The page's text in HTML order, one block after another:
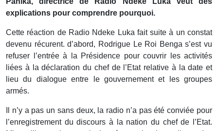
explications pour comprendre pourquoi.
Cette réaction de Radio Ndeke Luka fait suite à un constat
devenu récurent. d’abord, Rodrigue Le Roi Benga s’est vu
refuser l’entrée à la Présidence pour couvrir les activités
liées à la déclaration du chef de l’Etat relative à la date et
lieu du dialogue entre le gouvernement et les groupes
armés.
Il n’y a pas un sans deux, la radio n’a pas été conviée pour
l’enregistrement du discours à la nation du chef de l’Etat.